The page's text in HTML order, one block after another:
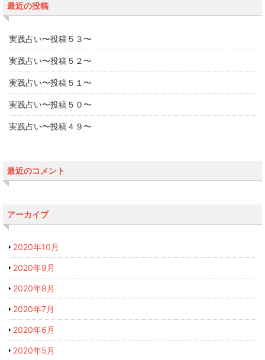
最近の投稿
実践占い〜投稿５３〜
実践占い〜投稿５２〜
実践占い〜投稿５１〜
実践占い〜投稿５０〜
実践占い〜投稿４９〜
最近のコメント
アーカイブ
2020年10月
2020年9月
2020年8月
2020年7月
2020年6月
2020年5月